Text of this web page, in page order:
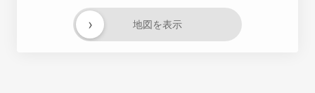
地図を表示
›